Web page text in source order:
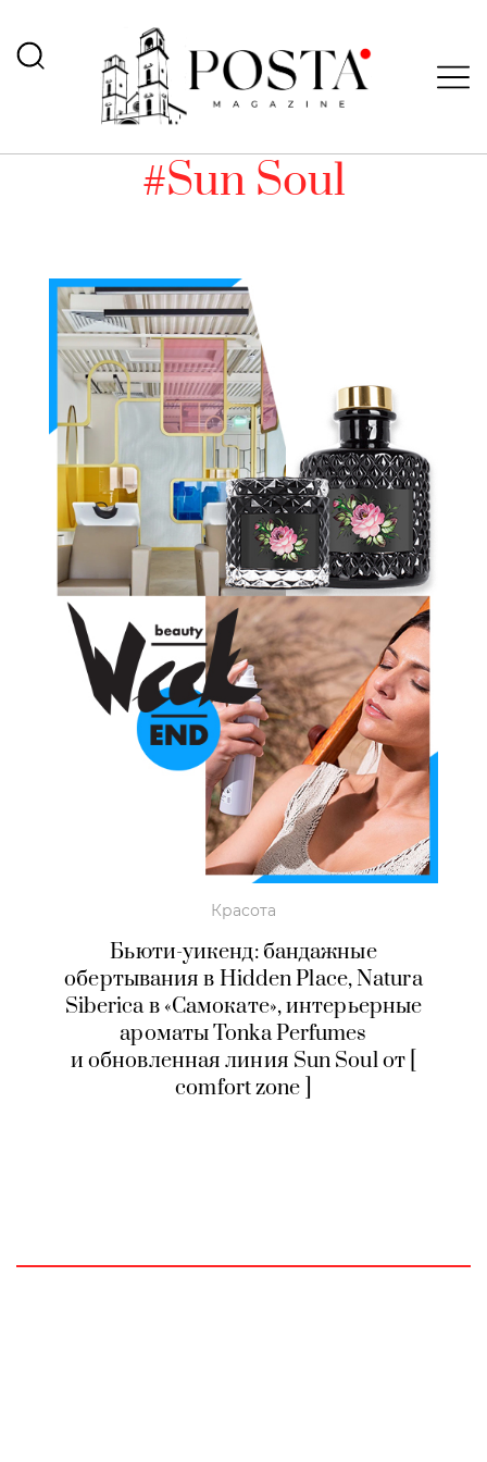
#Sun Soul
Красота
Бьюти-уикенд: бандажные
обертывания в Hidden Place, Natura
Siberica в «Самокате», интерьерные
ароматы Tonka Perfumes
и обновленная линия Sun Soul от [
comfort zone ]